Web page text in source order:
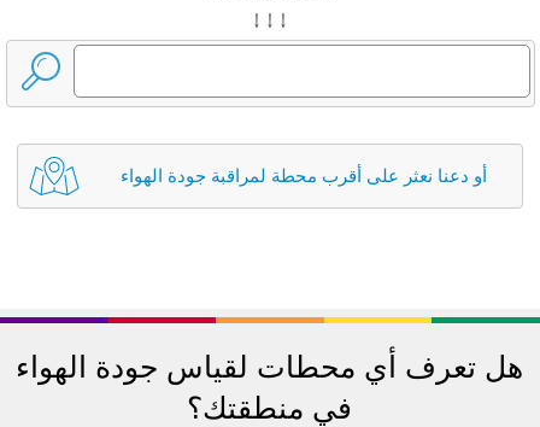
↓ ↓ ↓
أو دعنا نعثر على أقرب محطة لمراقبة جودة الهواء
هل تعرف أي محطات لقياس جودة الهواء
في منطقتك؟